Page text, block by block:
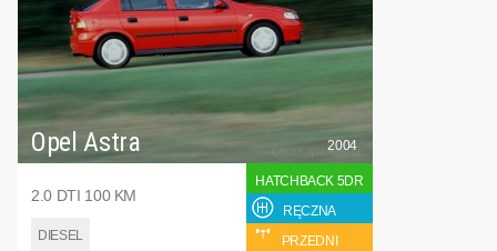
Opel Astra
2.0 DTI 100 KM
DIESEL
2004
HATCHBACK 5DR
RĘCZNA
PRZEDNI